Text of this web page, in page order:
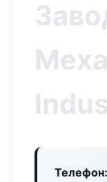
Телефон: